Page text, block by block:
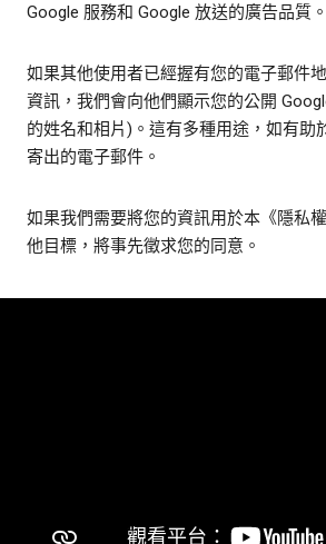
Google 服務和 Google 放送的廣告品質。
如果其他使用者已經握有您的電子郵件
資訊，我們會向他們顯示您的公開
的姓名和相片)。這有多種用途，如有助
寄出的電子郵件。
如果我們需要將您的資訊用於本《隱私
他目標，將事先徵求您的同意。